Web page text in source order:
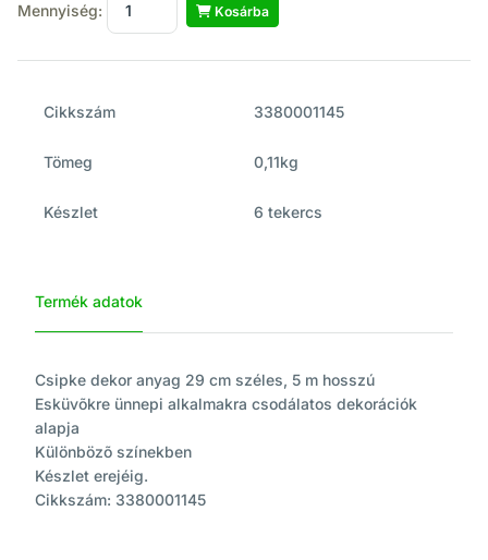
Mennyiség: Kosárba
Cikkszám 3380001145
Tömeg 0,11kg
Készlet 6 tekercs
Termék adatok
Csipke dekor anyag 29 cm széles, 5 m hosszú
Esküvõkre ünnepi alkalmakra csodálatos dekorációk
alapja
Különbözõ színekben
Készlet erejéig.
Cikkszám: 3380001145